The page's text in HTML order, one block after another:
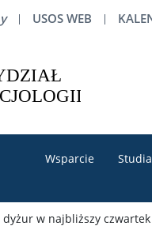
USOS WEB
Wsparcie Studia
w najbliższy czwartek